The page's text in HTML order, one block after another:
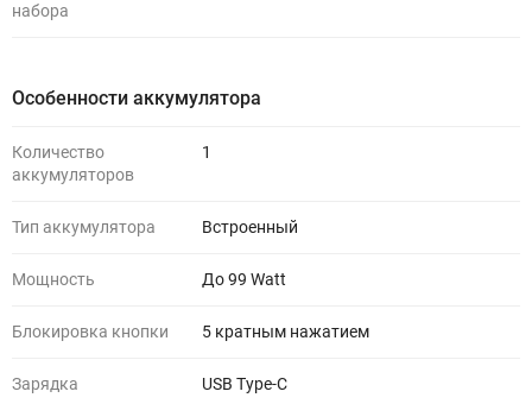
набора
Особенности аккумулятора
Количество
аккумуляторов
1
Тип аккумулятора Встроенный
Мощность До 99 Watt
Блокировка кнопки 5 кратным нажатием
Зарядка USB Type-C